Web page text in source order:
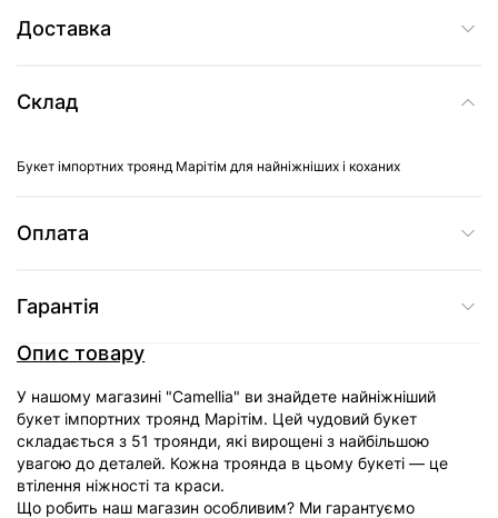
Доставка
Склад
Букет імпортних троянд Марітім для найніжніших і коханих
Оплата
Гарантія
Опис товару
У нашому магазині "Camellia" ви знайдете найніжніший
букет імпортних троянд Марітім. Цей чудовий букет
складається з 51 троянди, які вирощені з найбільшою
увагою до деталей. Кожна троянда в цьому букеті — це
втілення ніжності та краси.
Що робить наш магазин особливим? Ми гарантуємо